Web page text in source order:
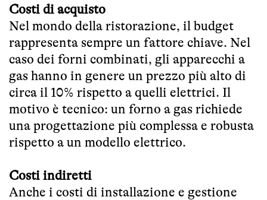
Costi di acquisto
Nel mondo della ristorazione, il budget
rappresenta sempre un fattore chiave. Nel
caso dei forni combinati, gli apparecchi a
gas hanno in genere un prezzo più alto di
circa il 10% rispetto a quelli elettrici. Il
motivo è tecnico: un forno a gas richiede
una progettazione più complessa e robusta
rispetto a un modello elettrico.
Costi indiretti
Anche i costi di installazione e gestione